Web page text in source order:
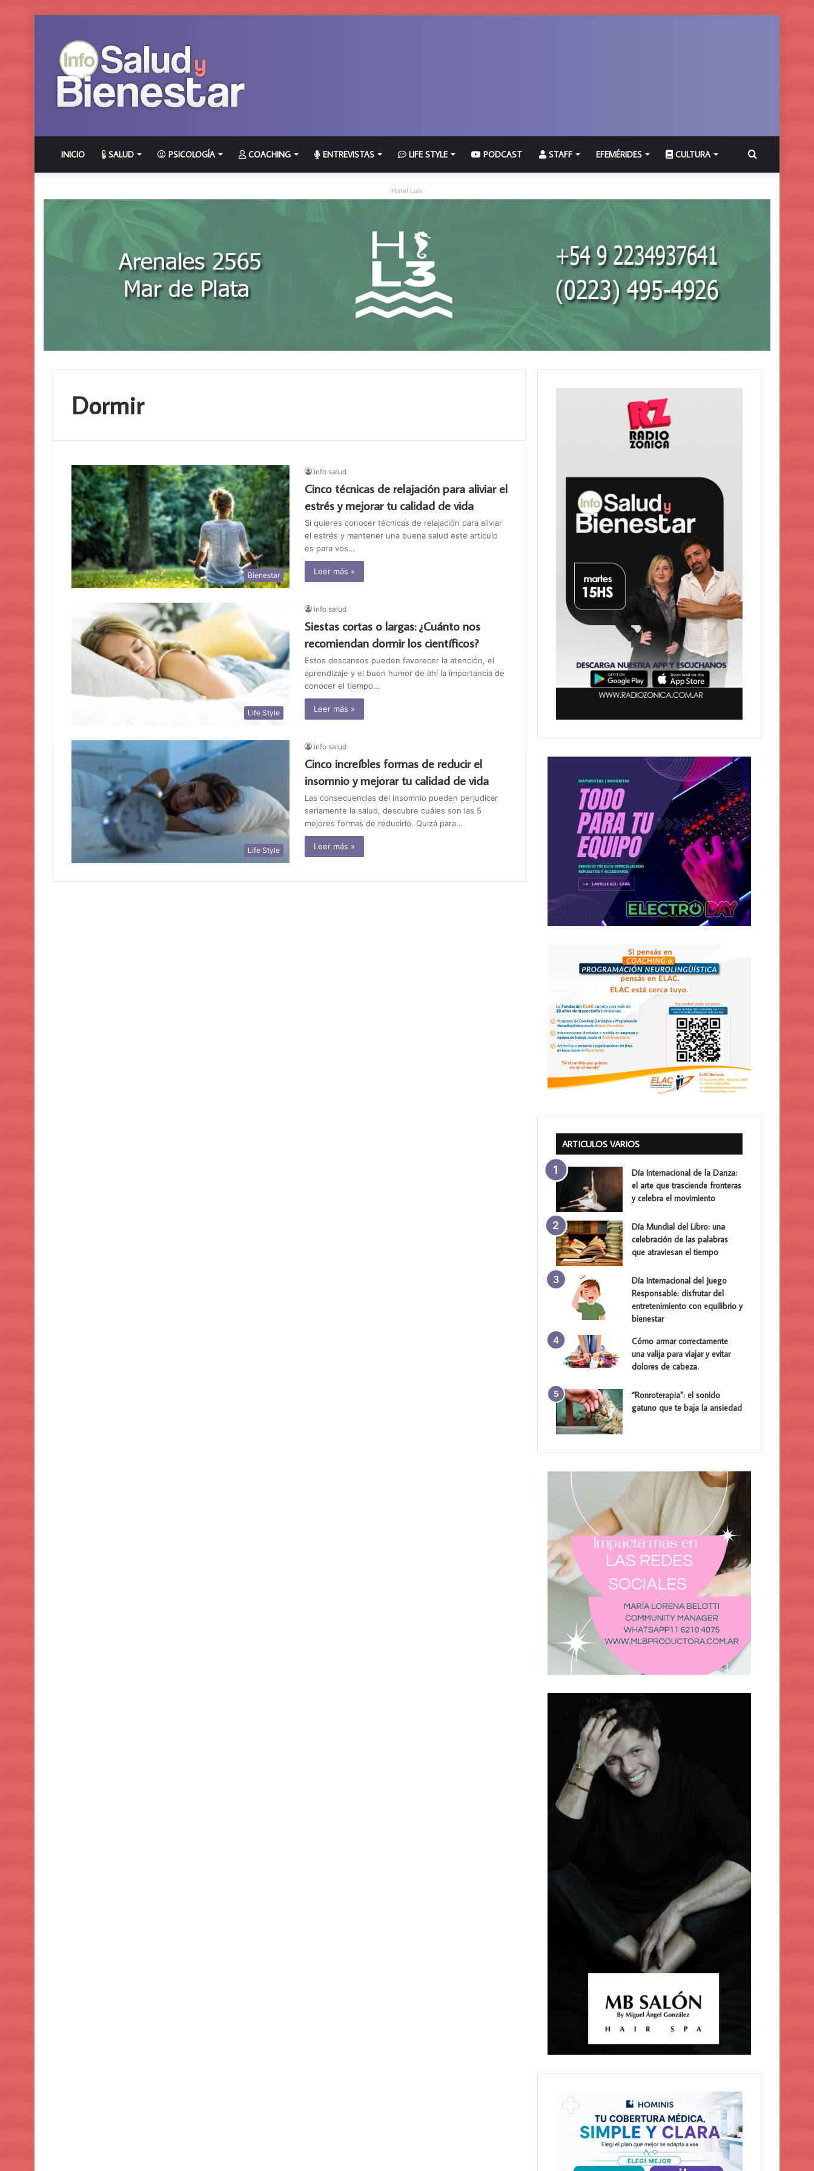
INICIO SALUD PSICOLOGÍA COACHING ENTREVISTAS LIFE STYLE PODCAST STAFF EFEMÉRIDES CULTURA Buscar
Hotel Luis
Dormir
Bienestar
info salud
Cinco técnicas de relajación para aliviar el
estrés y mejorar tu calidad de vida
Si quieres conocer técnicas de relajación para aliviar
el estrés y mantener una buena salud este artículo
es para vos…
Leer más »
Life Style
info salud
Siestas cortas o largas: ¿Cuánto nos
recomiendan dormir los científicos?
Estos descansos pueden favorecer la atención, el
aprendizaje y el buen humor de ahí la importancia de
conocer el tiempo…
Leer más »
Life Style
info salud
Cinco increíbles formas de reducir el
insomnio y mejorar tu calidad de vida
Las consecuencias del insomnio pueden perjudicar
seriamente la salud, descubre cuáles son las 5
mejores formas de reducirlo. Quizá para…
Leer más »
ARTICULOS VARIOS
Día Internacional de la Danza:
el arte que trasciende fronteras
y celebra el movimiento
Día Mundial del Libro: una
celebración de las palabras
que atraviesan el tiempo
Día Internacional del Juego
Responsable: disfrutar del
entretenimiento con equilibrio y
bienestar
Cómo armar correctamente
una valija para viajar y evitar
dolores de cabeza.
“Ronroterapia”: el sonido
gatuno que te baja la ansiedad